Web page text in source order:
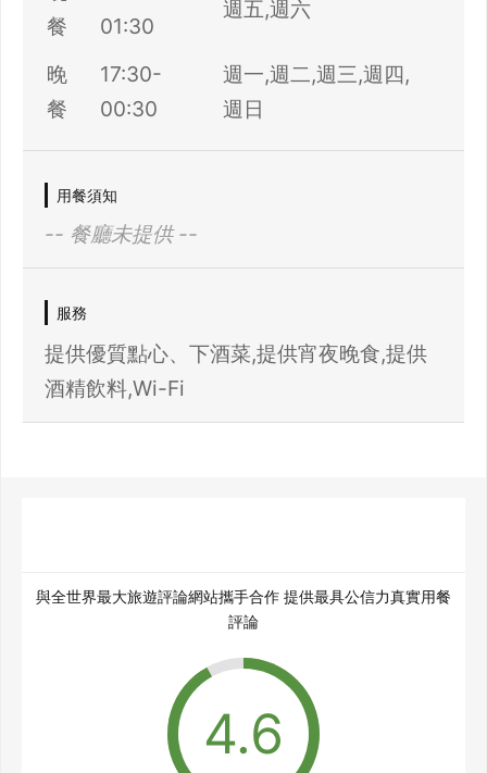
餐
01:30
週五,週六
晚
餐
17:30-
00:30
週一,週二,週三,週四,
週日
用餐須知
-- 餐廳未提供 --
服務
提供優質點心、下酒菜,提供宵夜晚食,提供
酒精飲料,Wi-Fi
與全世界最大旅遊評論網站攜手合作 提供最具公信力真實用餐
評論